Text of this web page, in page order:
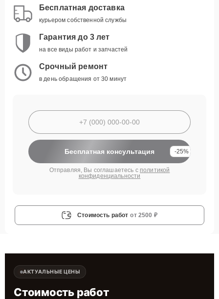
Бесплатная доставка
курьером собственной службы
Гарантия до 3 лет
на все виды работ и запчастей
Срочный ремонт
в день обращения от 30 минут
Бесплатная консультация -25%
Отправляя, Вы соглашаетесь с политикой
конфиденциальности
Стоимость работ от 2500 ₽
АКТУАЛЬНЫЕ ЦЕНЫ
Стоимость работ